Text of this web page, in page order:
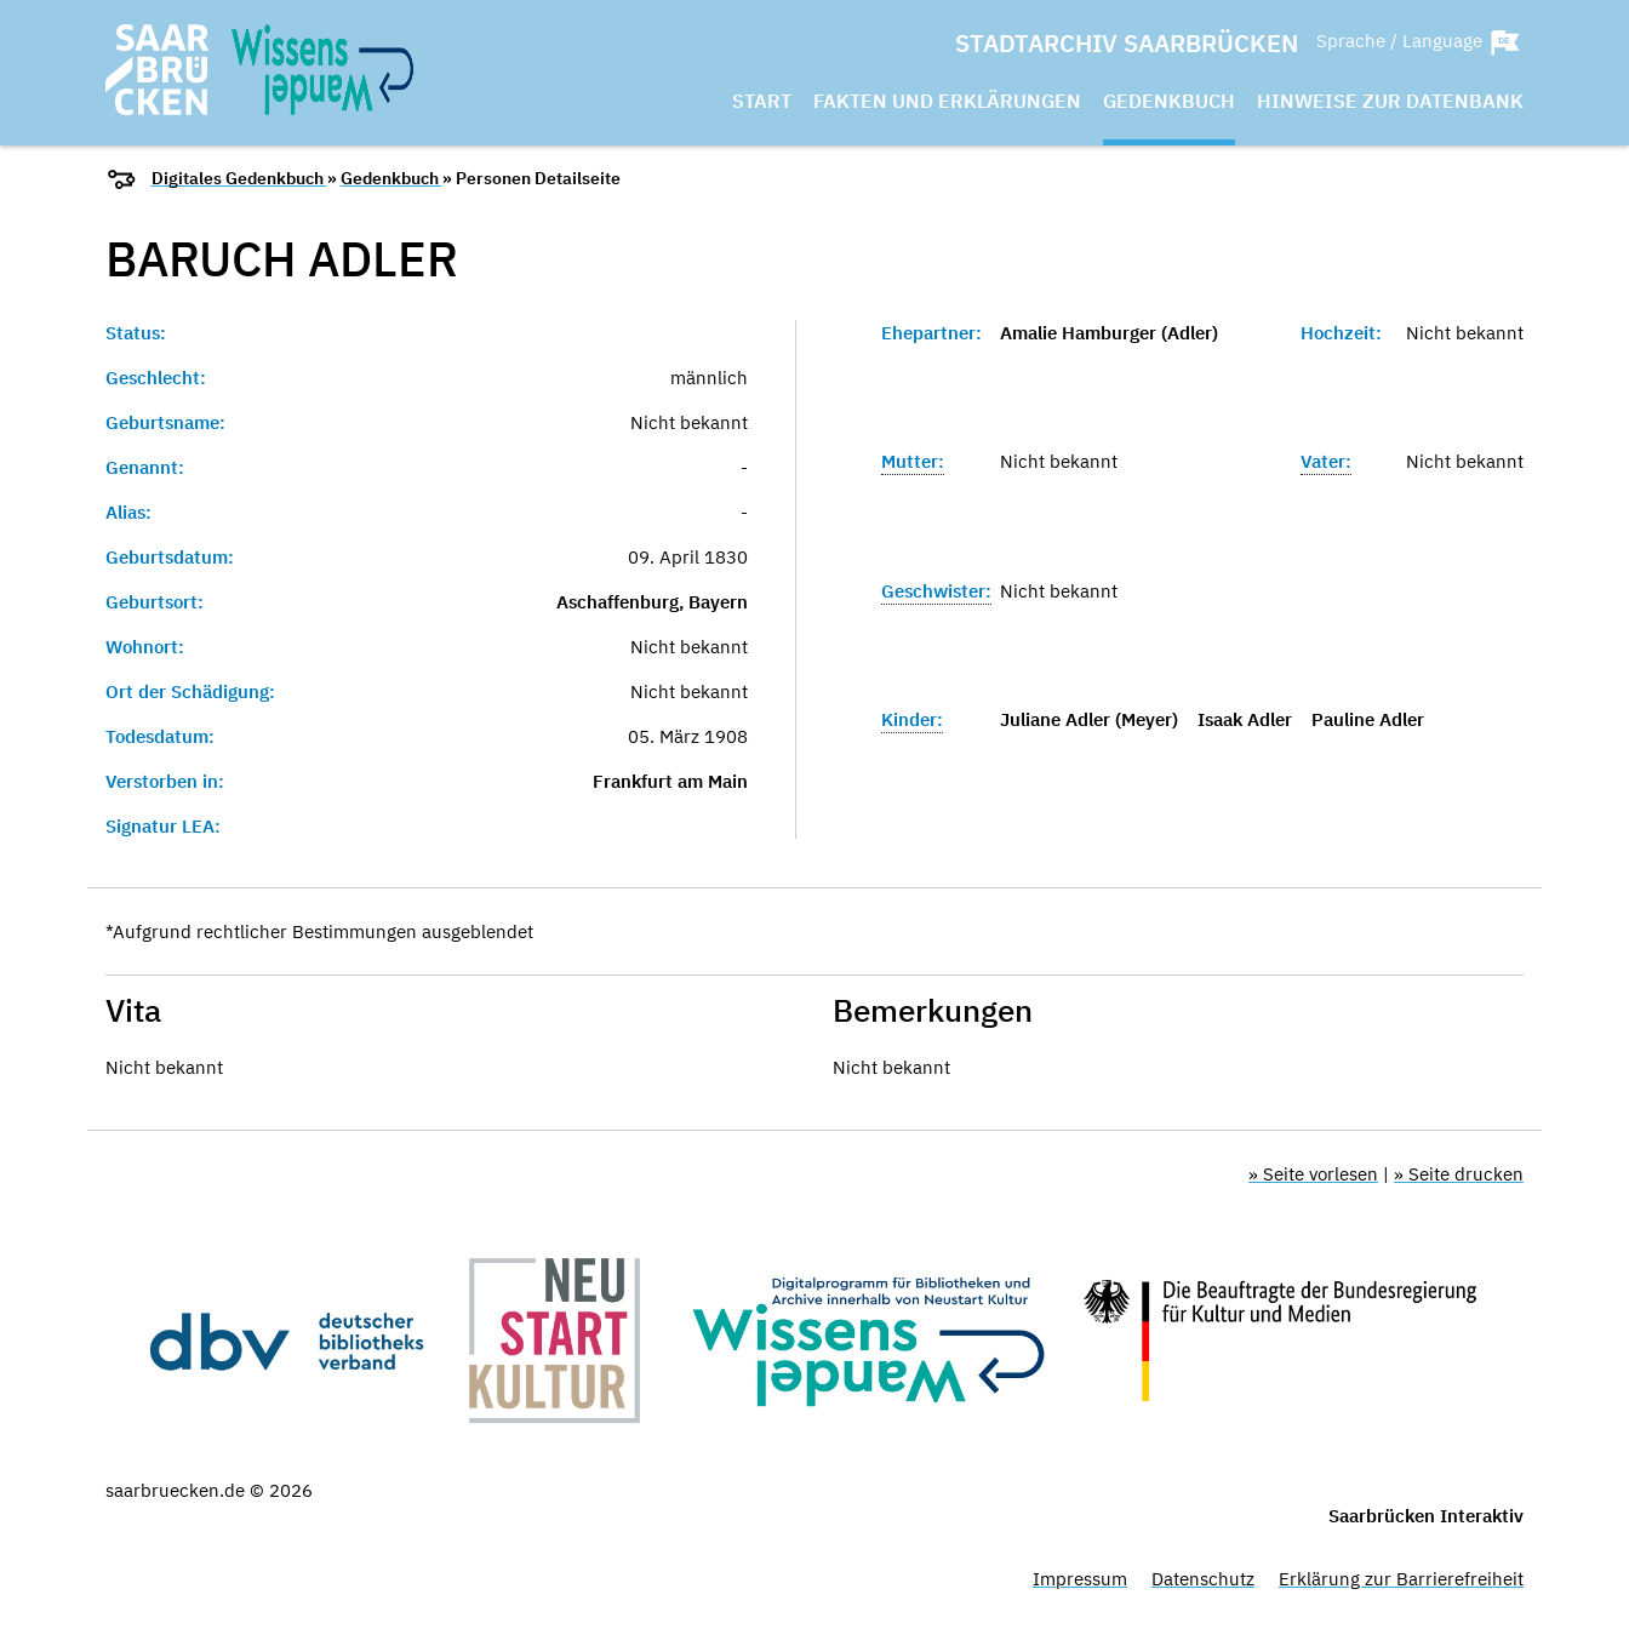
STADTARCHIV SAARBRÜCKEN Sprache / Language
START FAKTEN UND ERKLÄRUNGEN GEDENKBUCH HINWEISE ZUR DATENBANK
Digitales Gedenkbuch »Gedenkbuch » Personen Detailseite
BARUCH ADLER
Status:
Geschlecht:
männlich
Geburtsname:
Nicht bekannt
Genannt:
-
Alias:
-
Geburtsdatum:
09. April 1830
Geburtsort:
Aschaffenburg, Bayern
Wohnort:
Nicht bekannt
Ort der Schädigung:
Nicht bekannt
Todesdatum:
05. März 1908
Verstorben in:
Frankfurt am Main
Signatur LEA:
Ehepartner: Amalie Hamburger (Adler) Hochzeit: Nicht bekannt
Mutter: Nicht bekannt Vater: Nicht bekannt
Geschwister: Nicht bekannt
Kinder: Juliane Adler (Meyer) Isaak Adler Pauline Adler
*Aufgrund rechtlicher Bestimmungen ausgeblendet
Vita
Nicht bekannt
Bemerkungen
Nicht bekannt
» Seite vorlesen | » Seite drucken
saarbruecken.de © 2026
Saarbrücken Interaktiv
Impressum Datenschutz Erklärung zur Barrierefreiheit